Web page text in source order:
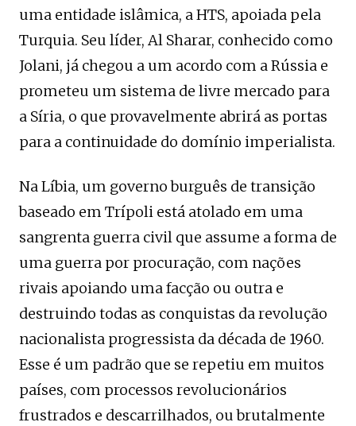
uma entidade islâmica, a HTS, apoiada pela
Turquia. Seu líder, Al Sharar, conhecido como
Jolani, já chegou a um acordo com a Rússia e
prometeu um sistema de livre mercado para
a Síria, o que provavelmente abrirá as portas
para a continuidade do domínio imperialista.
Na Líbia, um governo burguês de transição
baseado em Trípoli está atolado em uma
sangrenta guerra civil que assume a forma de
uma guerra por procuração, com nações
rivais apoiando uma facção ou outra e
destruindo todas as conquistas da revolução
nacionalista progressista da década de 1960.
Esse é um padrão que se repetiu em muitos
países, com processos revolucionários
frustrados e descarrilhados, ou brutalmente